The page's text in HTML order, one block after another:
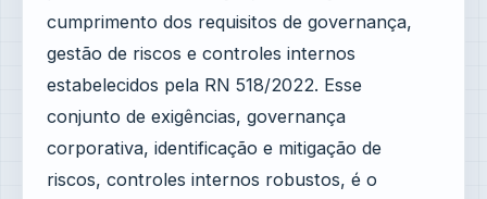
cumprimento dos requisitos de governança,
gestão de riscos e controles internos
estabelecidos pela RN 518/2022. Esse
conjunto de exigências, governança
corporativa, identificação e mitigação de
riscos, controles internos robustos, é o